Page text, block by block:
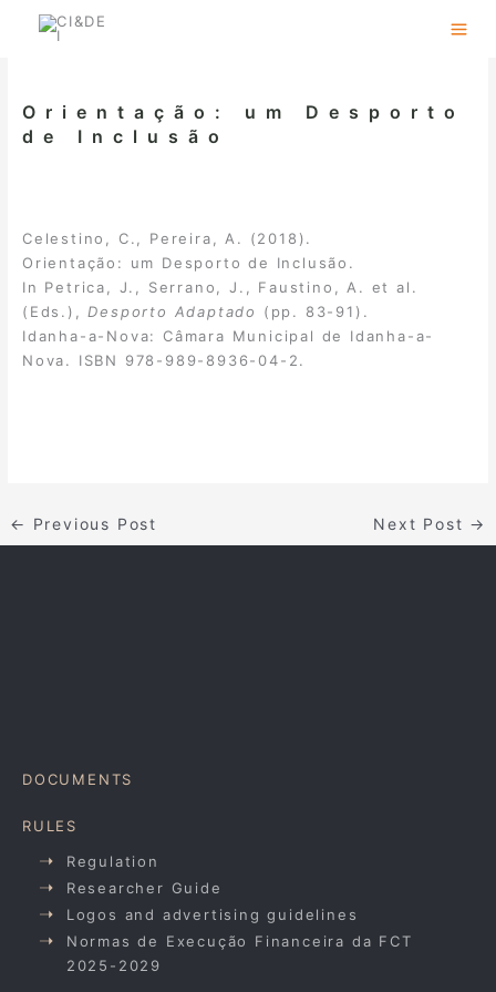
Orientação: um Desporto
de Inclusão
Celestino, C., Pereira, A. (2018).
Orientação: um Desporto de Inclusão.
In Petrica, J., Serrano, J., Faustino, A. et al.
(Eds.),Desporto Adaptado
(pp. 83-91).
Idanha-a-Nova: Câmara Municipal de Idanha-a-
Nova. ISBN 978-989-8936-04-2.
← Previous Post Next Post →
DOCUMENTS
RULES
Regulation
Researcher Guide
Logos and advertising guidelines
Normas de Execução Financeira da FCT
2025-2029